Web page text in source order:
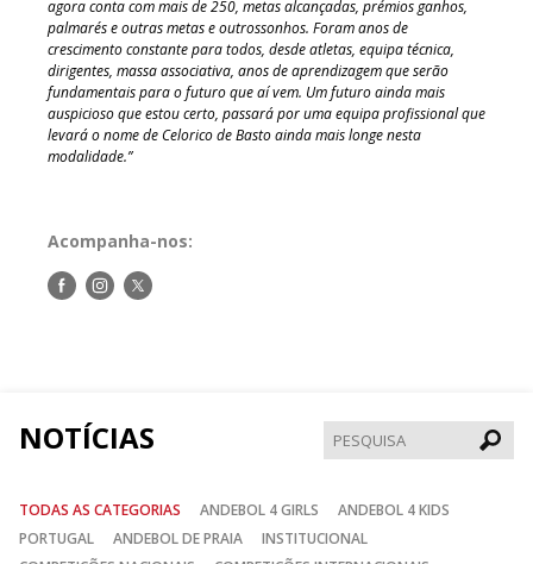
agora conta com mais de 250, metas alcançadas, prémios ganhos,
palmarés e outras metas e outrossonhos. Foram anos de
crescimento constante para todos, desde atletas, equipa técnica,
dirigentes, massa associativa, anos de aprendizagem que serão
fundamentais para o futuro que aí vem. Um futuro ainda mais
auspicioso que estou certo, passará por uma equipa profissional que
levará o nome de Celorico de Basto ainda mais longe nesta
modalidade.”
Acompanha-nos:
Siga-Siga-Siga-
NOTÍCIAS
TODAS AS CATEGORIAS ANDEBOL 4 GIRLS
ANDEBOL 4 KIDS
PORTUGAL
ANDEBOL DE PRAIA
INSTITUCIONAL